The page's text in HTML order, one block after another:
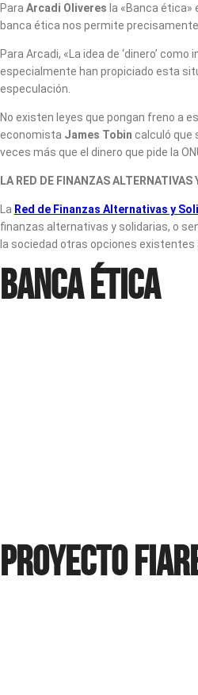
Para Arcadi Oliveres la «Banca ética»
banca ética nos permite
Para Arcadi, «La idea de ‘dinero’
especialmente han propiciado esta
especulación.
No existen leyes que pongan freno a
economista James Tobin calculó que
veces más que el dinero que pide la
LA RED DE FINANZAS ALTERNATIVAS
La Red de Finanzas Alternativas y
finanzas alternativas y solidarias, o
la sociedad otras opciones existentes
Banca ética
Proyecto